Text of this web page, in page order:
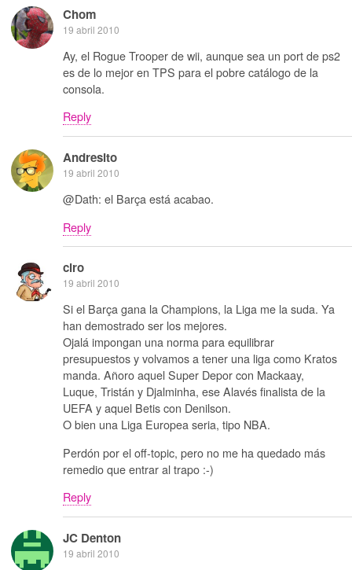
Chom
19 abril 2010
Ay, el Rogue Trooper de wii, aunque sea un port de ps2
es de lo mejor en TPS para el pobre catálogo de la
consola.
Reply
Andresito
19 abril 2010
@Dath: el Barça está acabao.
Reply
ciro
19 abril 2010
Si el Barça gana la Champions, la Liga me la suda. Ya
han demostrado ser los mejores.
Ojalá impongan una norma para equilibrar
presupuestos y volvamos a tener una liga como Kratos
manda. Añoro aquel Super Depor con Mackaay,
Luque, Tristán y Djalminha, ese Alavés finalista de la
UEFA y aquel Betis con Denilson.
O bien una Liga Europea seria, tipo NBA.
Perdón por el off-topic, pero no me ha quedado más
remedio que entrar al trapo :-)
Reply
JC Denton
19 abril 2010